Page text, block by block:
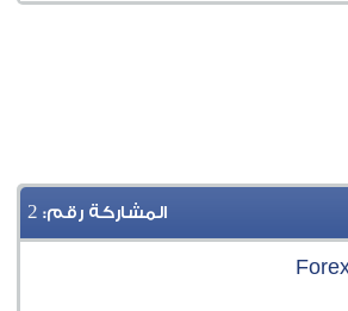
المشاركة رقم: 2